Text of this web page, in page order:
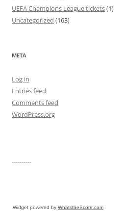
UEFA Champions League tickets(1)
Uncategorized (163)
META
Log in
Entries feed
Comments feed
WordPress.org
----------
Widget powered by WhatstheScore.com